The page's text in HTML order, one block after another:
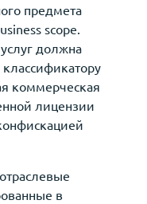
предмета
scope.
должна
коммерческая
лицензии
в